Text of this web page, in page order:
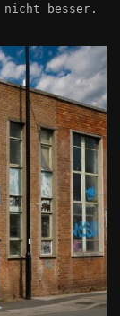
nicht besser.